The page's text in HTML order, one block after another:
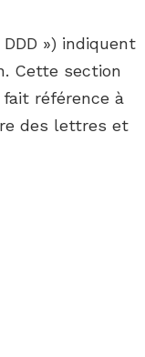
») indiquent
Cette section
référence à
des lettres et